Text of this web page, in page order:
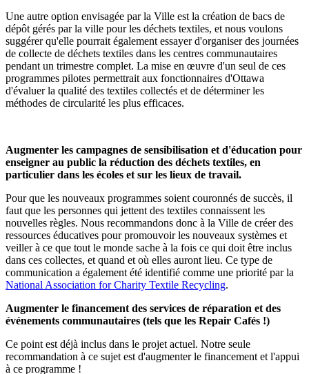
Une autre option envisagée par la Ville est la création de bacs de
dépôt gérés par la ville pour les déchets textiles, et nous voulons
suggérer qu'elle pourrait également essayer d'organiser des journées
de collecte de déchets textiles dans les centres communautaires
pendant un trimestre complet. La mise en œuvre d'un seul de ces
programmes pilotes permettrait aux fonctionnaires d'Ottawa
d'évaluer la qualité des textiles collectés et de déterminer les
méthodes de circularité les plus efficaces.
Augmenter les campagnes de sensibilisation et d'éducation pour
enseigner au public la réduction des déchets textiles, en
particulier dans les écoles et sur les lieux de travail.
Pour que les nouveaux programmes soient couronnés de succès, il
faut que les personnes qui jettent des textiles connaissent les
nouvelles règles. Nous recommandons donc à la Ville de créer des
ressources éducatives pour promouvoir les nouveaux systèmes et
veiller à ce que tout le monde sache à la fois ce qui doit être inclus
dans ces collectes, et quand et où elles auront lieu. Ce type de
communication a également été identifié comme une priorité par la
National Association for Charity Textile Recycling.
Augmenter le financement des services de réparation et des
événements communautaires (tels que les Repair Cafés !)
Ce point est déjà inclus dans le projet actuel. Notre seule
recommandation à ce sujet est d'augmenter le financement et l'appui
à ce programme !